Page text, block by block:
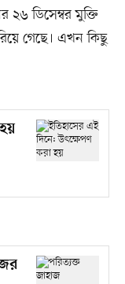
২৬ ডিসেম্বর মুক্তি
গেছে। এখন কিছু